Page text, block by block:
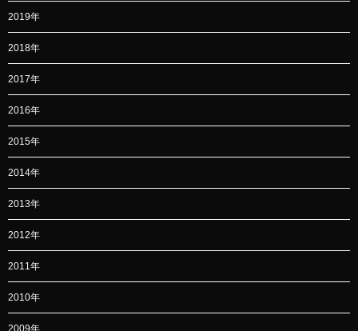
2019年
2018年
2017年
2016年
2015年
2014年
2013年
2012年
2011年
2010年
2009年